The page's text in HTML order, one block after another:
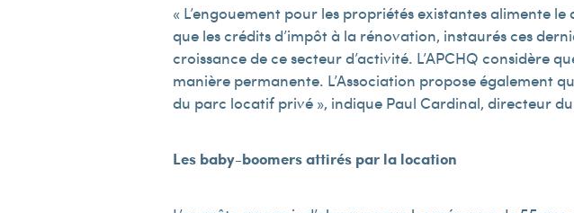
« L’engouement pour les propriétés existantes alimente
que les crédits d’impôt à la rénovation, instaurés ces
croissance de ce secteur d’activité. L’APCHQ considère
manière permanente. L’Association propose également
du parc locatif privé », indique Paul Cardinal, directeur du
Les baby-boomers attirés par la location